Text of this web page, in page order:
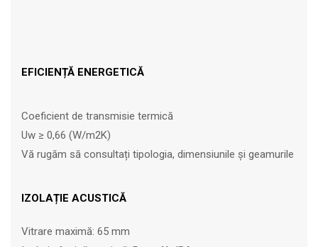
EFICIENȚĂ ENERGETICĂ
Coeficient de transmisie termică
Uw ≥ 0,66 (W/m2K)
Vă rugăm să consultați tipologia, dimensiunile și geamurile
IZOLAȚIE ACUSTICĂ
Vitrare maximă: 65 mm